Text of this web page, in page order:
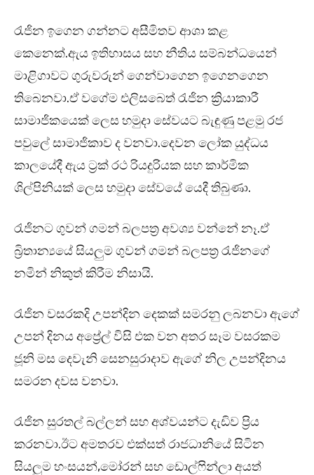
රැජින ඉගෙන ගන්නට අසීමිතව ආශා කළ
කෙනෙක්.ඇය ඉතිහාසය සහ නීතිය සම්බන්ධයෙන්
මාළිගාවට ගුරුවරුන් ගෙන්වාගෙන ඉගෙනගෙන
තිබෙනවා.ඒ වගේම එලිසබෙත් රැජින ක්‍රියාකාරී
සාමාජිකයෙක් ලෙස හමුදා සේවයට බැඳුණු පළමු රජ
පවුලේ සාමාජිකාව ද වනවා.දෙවන ලෝක යුද්ධය
කාලයේදී ඇය ට්‍රක් රථ රියදුරියක සහ කාර්මික
ශිල්පිනියක් ලෙස හමුදා සේවයේ යෙදී තිබුණා.
රැජිනට ගුවන් ගමන් බලපත්‍ර අවශ්‍ය වන්නේ නෑ.ඒ
බ්‍රිතාන්‍යයේ සියලුම ගුවන් ගමන් බලපත්‍ර රැජිනගේ
නමින් නිකුත් කිරීම නිසායි.
රැජින වසරකදි උපන්දින දෙකක් සමරනු ලබනවා ඇගේ
උපන් දිනය අප්‍රේල් විසි එක වන අතර සෑම වසරකම
ජූනි මස දෙවැනි සෙනසුරාදාව ඇගේ නිල උපන්දිනය
සමරන දවස වනවා.
රැජින සුරතල් බල්ලන් සහ අශ්වයන්ට දැඩිව ප්‍රිය
කරනවා.ඊට අමතරව එක්සත් රාජධානියේ සිටින
සියලුම හංසයන්,මෝරන් සහ ඩොල්ෆින්ලා අයත්